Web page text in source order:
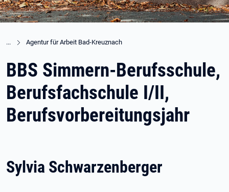
Agentur für Arbeit Bad-Kreuznach
BBS Simmern-Berufsschule,
Berufsfachschule I/II,
Berufsvorbereitungsjahr
Sylvia Schwarzenberger